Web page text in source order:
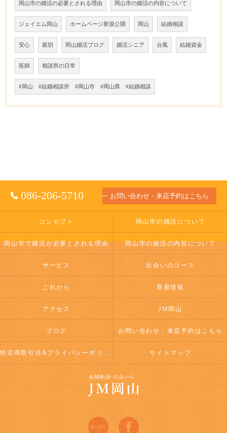
岡山市の婚活の必要とされる理由 岡山市の婚活の内容について
ジェイエム岡山 ホームページ新規公開 岡山 結婚相談
安心 親切 岡山婚活ブログ 婚活シニア 台風 結婚資金
医師 相談所の日常
#岡山 #結婚相談所 #岡山市 #岡山県 #結婚相談
086-206-5710 お問い合わせ・来店予約はこちら
コンセプト 岡山市の婚活について
岡山市で婚活が必要とされる理由 岡山市の婚活の内容について
サービス 出会いのコース
これから 新着情報
アクセス JM岡山
ブログ お問い合わせ・来店予約はこちら
特定商取引法&プライバシーポリシー サイトマップ